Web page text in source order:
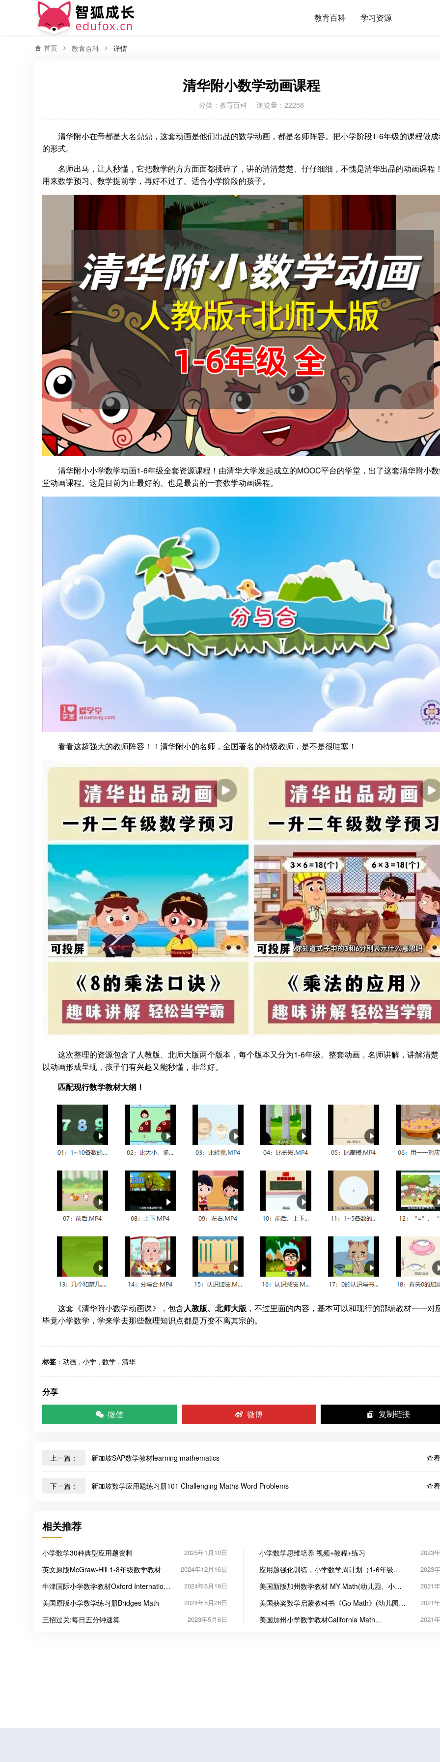
教育百科 学习资源
首页 教育百科 详情
清华附小数学动画课程
分类： 教育百科 浏览量：22258
清华附小在帝都是大名鼎鼎，这套动画是他们出品的数学动画，都是名师阵容。把小学阶段1-6年级的课程做
的形式。
名师出马，让人秒懂，它把数学的方方面面都揉碎了，讲的清清楚楚、仔仔细细，不愧是清华出品的动画课程
用来数学预习、数学提前学，再好不过了。适合小学阶段的孩子。
清华附小小学数学动画1-6年级全套资源课程！由清华大学发起成立的MOOC平台的学堂，出了这套清华附小
堂动画课程。这是目前为止最好的、也是最贵的一套数学动画课程。
看看这超强大的教师阵容！！清华附小的名师，全国著名的特级教师，是不是很哇塞！
这次整理的资源包含了人教版、北师大版两个版本，每个版本又分为1-6年级。整套动画，名师讲解，讲解清
以动画形成呈现，孩子们有兴趣又能秒懂，非常好。
匹配现行数学教材大纲！
这套《清华附小数学动画课》，包含人教版、北师大版 ，不过里面的内容，基本可以和现行的部编教材一一对
毕竟小学数学，学来学去那些数理知识点都是万变不离其宗的。
标签 ： 动画 , 小学 , 数学 , 清华
分享
微信
微博 复制链接
上一篇： 查
新加坡SAP数学教材learning mathematics
下一篇： 查
新加坡数学应用题练习册101 Challenging Maths Word Problems
相关推荐
小学数学30种典型应用题资料 2025年1月10日
英文原版McGraw-Hill 1-8年级数学教材 2024年12月16日
牛津国际小学数学教材Oxford International
2024年6月19日
美国原版小学数学练习册Bridges Math 2024年5月26日
三招过关:每日五分钟速算 2023年5月6日
小学数学思维培养 视频+教程+练习 2023
应用题强化训练，小学数学周计划（1-6年级
2023
美国新版加州数学教材 MY Math(幼儿园、小学
2021
美国获奖数学启蒙教科书《Go Math》(幼儿园、
2021
美国加州小学数学教材California Math
2021